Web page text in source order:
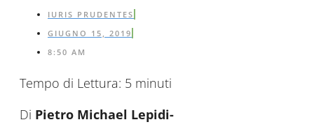
IURIS PRUDENTES
GIUGNO 15, 2019
8:50 AM
Tempo di Lettura: 5 minuti
Di Pietro Michael Lepidi-